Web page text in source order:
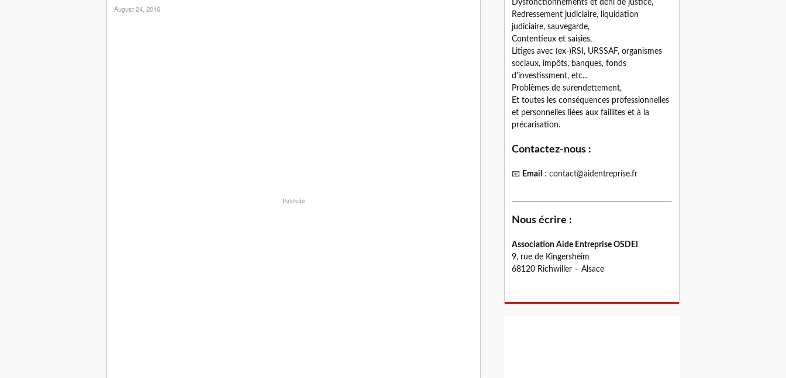
August 24, 2016
Publicité
Dysfonctionnements et déni de justice,
Redressement judiciaire, liquidation
judiciaire, sauvegarde,
Contentieux et saisies,
Litiges avec (ex-)RSI, URSSAF, organismes
sociaux, impôts, banques, fonds
d'investissment, etc...
Problèmes de surendettement,
Et toutes les conséquences professionnelles
et personnelles liées aux faillites et à la
précarisation.
Contactez-nous :
📧 Email : contact@aidentreprise.fr
Nous écrire :
Association Aide Entreprise OSDEI
9, rue de Kingersheim
68120 Richwiller – Alsace